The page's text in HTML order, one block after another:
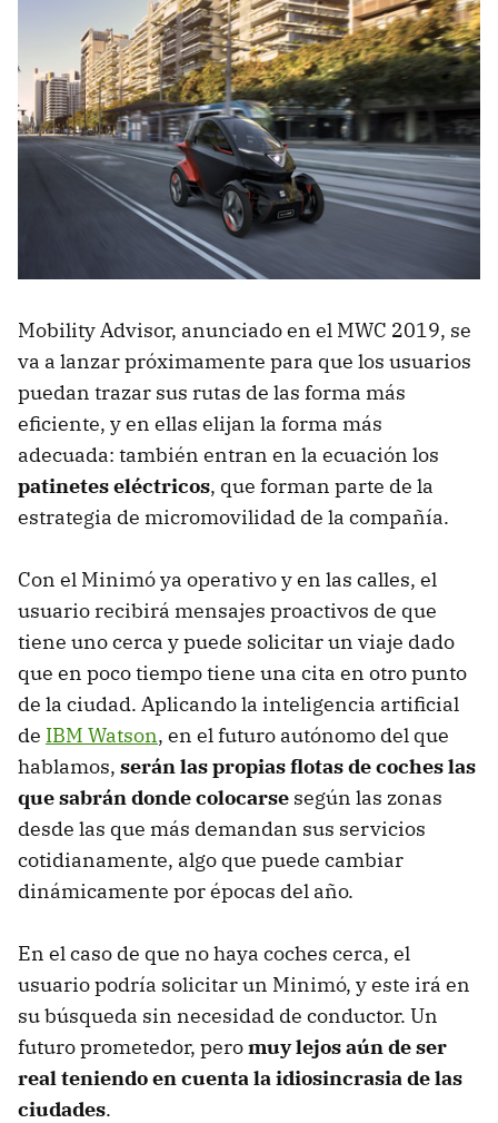
Mobility Advisor, anunciado en el MWC 2019, se
va a lanzar próximamente para que los usuarios
puedan trazar sus rutas de las forma más
eficiente, y en ellas elijan la forma más
adecuada: también entran en la ecuación los
patinetes eléctricos, que forman parte de la
estrategia de micromovilidad de la compañía.
Con el Minimó ya operativo y en las calles, el
usuario recibirá mensajes proactivos de que
tiene uno cerca y puede solicitar un viaje dado
que en poco tiempo tiene una cita en otro punto
de la ciudad. Aplicando la inteligencia artificial
de IBM Watson, en el futuro autónomo del que
hablamos, serán las propias flotas de coches las
que sabrán donde colocarse según las zonas
desde las que más demandan sus servicios
cotidianamente, algo que puede cambiar
dinámicamente por épocas del año.
En el caso de que no haya coches cerca, el
usuario podría solicitar un Minimó, y este irá en
su búsqueda sin necesidad de conductor. Un
futuro prometedor, peromuy lejos aún de ser
real teniendo en cuenta la idiosincrasia de las
ciudades.